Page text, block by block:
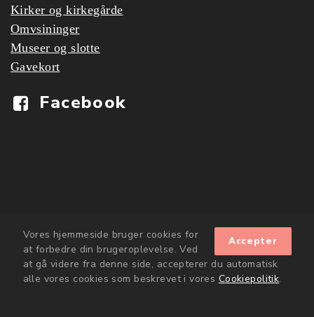
Kirker og kirkegårde
Omvsininger
Museer og slotte
Gavekort
Facebook
Accepter
Vores hjemmeside bruger cookies for
at forbedre din brugeroplevelse. Ved
at gå videre fra denne side, accepterer du automatisk
alle vores cookies som beskrevet i vores Cookiepolitik.